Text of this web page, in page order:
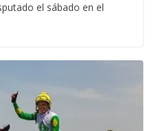
el sábado en el